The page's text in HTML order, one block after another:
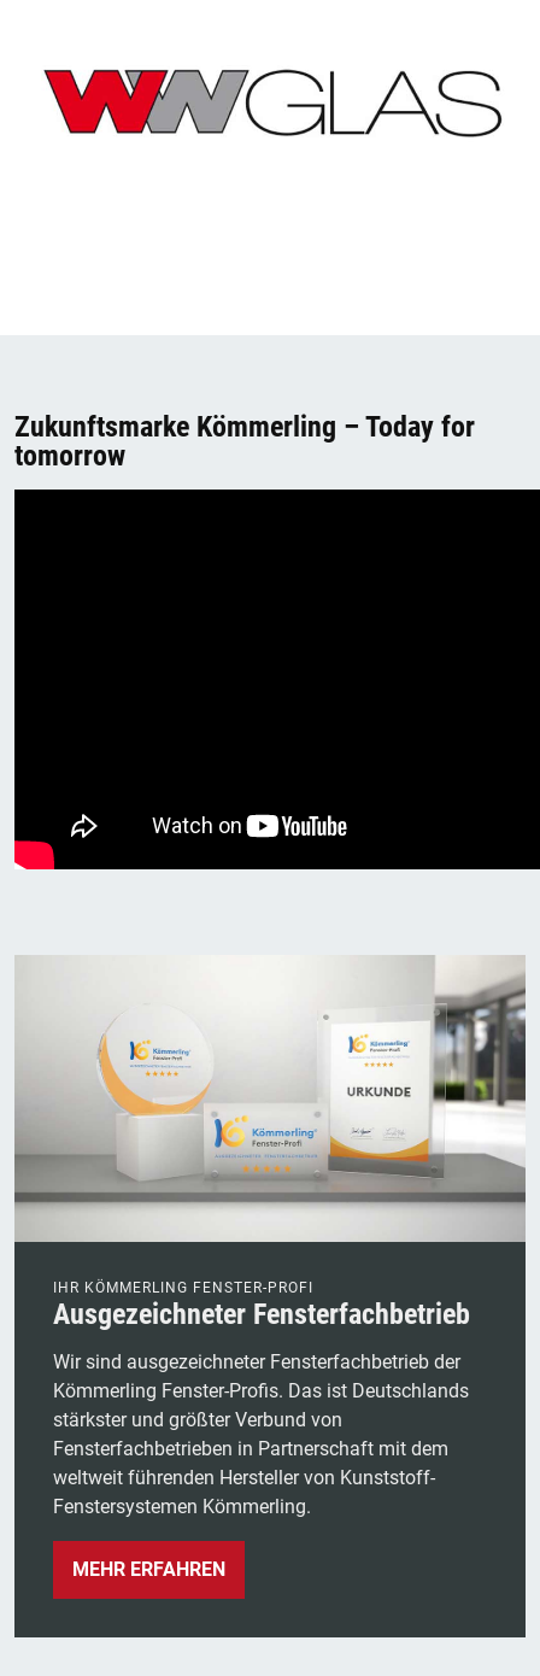
Zukunftsmarke Kömmerling – Today for
tomorrow
IHR KÖMMERLING FENSTER-PROFI
Ausgezeichneter Fensterfachbetrieb
Wir sind ausgezeichneter Fensterfachbetrieb der
Kömmerling Fenster-Profis. Das ist Deutschlands
stärkster und größter Verbund von
Fensterfachbetrieben in Partnerschaft mit dem
weltweit führenden Hersteller von Kunststoff-
Fenstersystemen Kömmerling.
MEHR ERFAHREN